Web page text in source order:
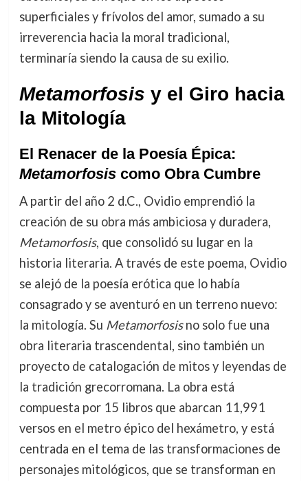
superficiales y frívolos del amor, sumado a su
irreverencia hacia la moral tradicional,
terminaría siendo la causa de su exilio.
Metamorfosis y el Giro hacia
la Mitología
El Renacer de la Poesía Épica:
Metamorfosiscomo Obra Cumbre
A partir del año 2 d.C., Ovidio emprendió la
creación de su obra más ambiciosa y duradera,
Metamorfosis, que consolidó su lugar en la
historia literaria. A través de este poema, Ovidio
se alejó de la poesía erótica que lo había
consagrado y se aventuró en un terreno nuevo:
la mitología. Su Metamorfosisno solo fue una
obra literaria trascendental, sino también un
proyecto de catalogación de mitos y leyendas de
la tradición grecorromana. La obra está
compuesta por 15 libros que abarcan 11,991
versos en el metro épico del hexámetro, y está
centrada en el tema de las transformaciones de
personajes mitológicos, que se transforman en